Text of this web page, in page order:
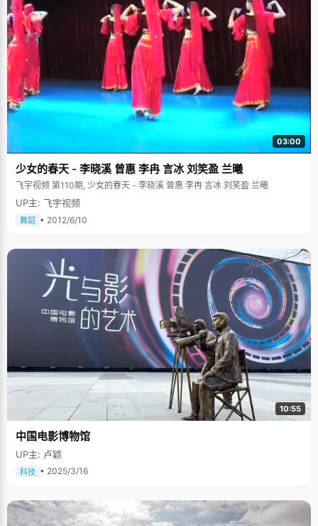
03:00
少女的春天 - 李晓溪 曾惠 李冉 言冰 刘笑盈 兰曦
飞宇视频 第110期, 少女的春天 - 李晓溪 曾惠 李冉 言冰 刘笑盈 兰曦
UP主: 飞宇视频
舞蹈 • 2012/6/10
10:55
中国电影博物馆
UP主: 卢颖
科技 • 2025/3/16